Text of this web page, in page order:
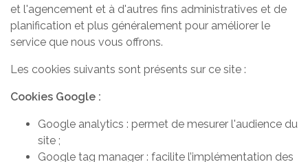
et l'agencement et à d'autres fins administratives et de
planification et plus généralement pour améliorer le
service que nous vous offrons.
Les cookies suivants sont présents sur ce site :
Cookies Google :
Google analytics : permet de mesurer l'audience du
site ;
Google tag manager : facilite l’implémentation des